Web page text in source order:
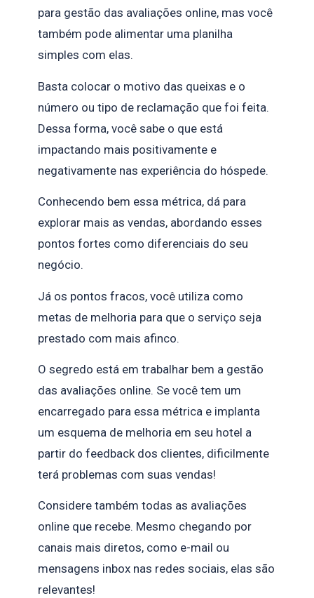
para gestão das avaliações online, mas você
também pode alimentar uma planilha
simples com elas.
Basta colocar o motivo das queixas e o
número ou tipo de reclamação que foi feita.
Dessa forma, você sabe o que está
impactando mais positivamente e
negativamente nas experiência do hóspede.
Conhecendo bem essa métrica, dá para
explorar mais as vendas, abordando esses
pontos fortes como diferenciais do seu
negócio.
Já os pontos fracos, você utiliza como
metas de melhoria para que o serviço seja
prestado com mais afinco.
O segredo está em trabalhar bem a gestão
das avaliações online. Se você tem um
encarregado para essa métrica e implanta
um esquema de melhoria em seu hotel a
partir do feedback dos clientes, dificilmente
terá problemas com suas vendas!
Considere também todas as avaliações
online que recebe. Mesmo chegando por
canais mais diretos, como e-mail ou
mensagens inbox nas redes sociais, elas são
relevantes!